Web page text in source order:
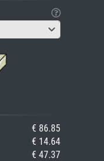
€ 86.85
€ 14.64
€ 47.37